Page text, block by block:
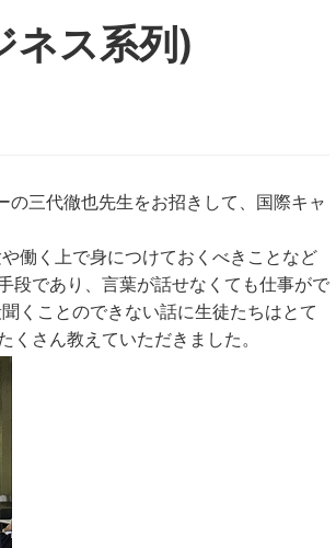
ネス系列)
三代徹也先生をお招きして、国際キャ
働く上で身につけておくべきことなど
段であり、言葉が話せなくても仕事がで
くことのできない話に生徒たちはとて
さん教えていただきました。